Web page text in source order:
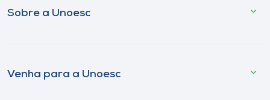
Sobre a Unoesc
Venha para a Unoesc